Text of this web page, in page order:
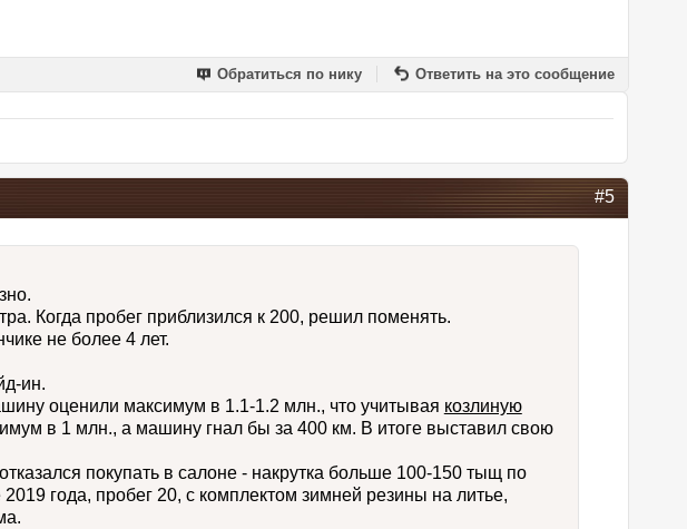
Обратиться по нику Ответить на это сообщение
#5
Когда пробег приблизился к 200, решил поменять.
не более 4 лет.
ин.
оценили максимум в 1.1-1.2 млн., что учитывая козлиную
в 1 млн., а машину гнал бы за 400 км. В итоге выставил свою
покупать в салоне - накрутка больше 100-150 тыщ по
года, пробег 20, с комплектом зимней резины на литье,